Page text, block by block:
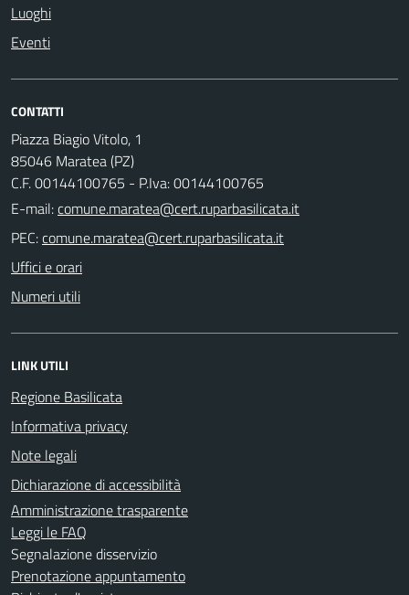
Luoghi
Eventi
CONTATTI
Piazza Biagio Vitolo, 1
85046 Maratea (PZ)
C.F. 00144100765 - P.Iva: 00144100765
E-mail:
PEC:
Uffici e orari
Numeri utili
LINK UTILI
Regione Basilicata
Informativa privacy
Note legali
Dichiarazione di accessibilità
Amministrazione trasparente
Leggi le FAQ
Segnalazione disservizio
Prenotazione appuntamento